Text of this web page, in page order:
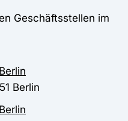
Geschäftsstellen im
Berlin